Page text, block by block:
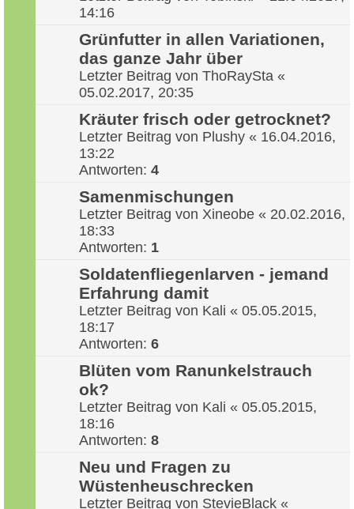
14:16
Grünfutter in allen Variationen,
das ganze Jahr über
Letzter Beitrag von ThoRaySta «
05.02.2017, 20:35
Kräuter frisch oder getrocknet?
Letzter Beitrag von Plushy « 16.04.2016,
13:22
Antworten: 4
Samenmischungen
Letzter Beitrag von Xineobe « 20.02.2016,
18:33
Antworten: 1
Soldatenfliegenlarven - jemand
Erfahrung damit
Letzter Beitrag von Kali « 05.05.2015,
18:17
Antworten: 6
Blüten vom Ranunkelstrauch
ok?
Letzter Beitrag von Kali « 05.05.2015,
18:16
Antworten: 8
Neu und Fragen zu
Wüstenheuschrecken
Letzter Beitrag von StevieBlack «